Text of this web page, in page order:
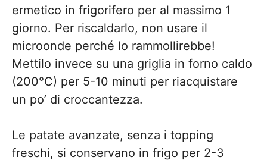
ermetico in frigorifero per al massimo 1
giorno. Per riscaldarlo, non usare il
microonde perché lo rammollirebbe!
Mettilo invece su una griglia in forno caldo
(200°C) per 5-10 minuti per riacquistare
un po’ di croccantezza.
Le patate avanzate, senza i topping
freschi, si conservano in frigo per 2-3